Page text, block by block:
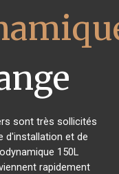
sont très sollicités
d'installation et de
150L
rapidement